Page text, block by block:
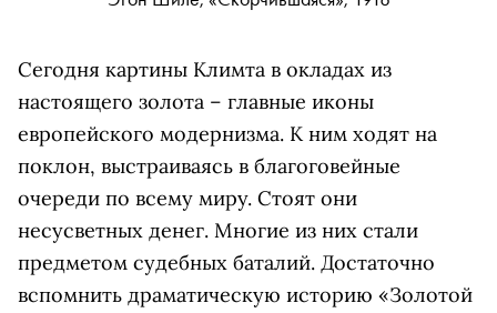
Сегодня картины Климта в окладах из
настоящего золота – главные иконы
европейского модернизма. К ним ходят на
поклон, выстраиваясь в благоговейные
очереди по всему миру. Стоят они
несусветных денег. Многие из них стали
предметом судебных баталий. Достаточно
вспомнить драматическую историю «Золотой